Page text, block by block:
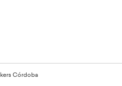
Córdoba